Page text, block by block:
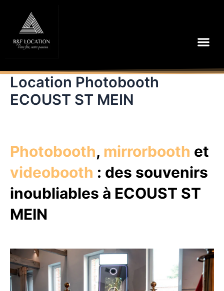
contenu
Location Photobooth
ECOUST ST MEIN
Photobooth, mirrorbooth et
videobooth : des souvenirs
inoubliables à ECOUST ST
MEIN